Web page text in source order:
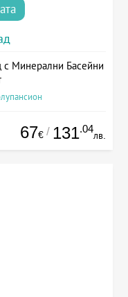
с Минерални Басейни
67€ / 131.04
лв.